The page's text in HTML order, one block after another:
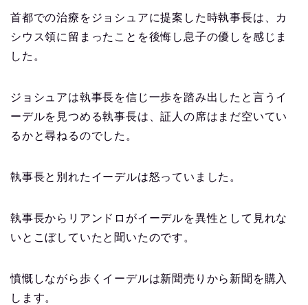
首都での治療をジョシュアに提案した時執事長は、カ
シウス領に留まったことを後悔し息子の優しを感じま
した。
ジョシュアは執事長を信じ一歩を踏み出したと言うイ
ーデルを見つめる執事長は、証人の席はまだ空いてい
るかと尋ねるのでした。
執事長と別れたイーデルは怒っていました。
執事長からリアンドロがイーデルを異性として見れな
いとこぼしていたと聞いたのです。
憤慨しながら歩くイーデルは新聞売りから新聞を購入
します。